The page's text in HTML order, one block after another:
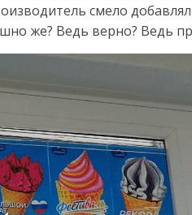
смело
же? Ведь верно? Ведь